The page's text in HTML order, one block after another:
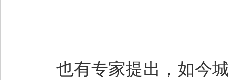
也有专家提出，如今城